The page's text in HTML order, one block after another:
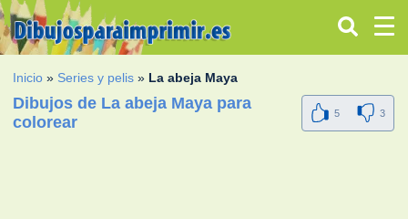
Inicio » Series y pelis » La abeja Maya
Dibujos de La abeja Maya para
colorear
5 3